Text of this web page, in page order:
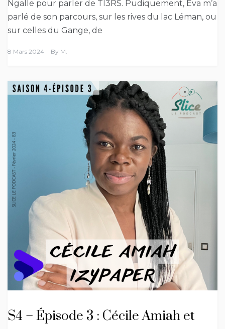
Ngalle pour parler de TI3RS. Pudiquement, Eva m’a
parlé de son parcours, sur les rives du lac Léman, ou
sur celles du Gange, de
8 Mars 2024 By M.
S4 – Épisode 3 : Cécile Amiah et